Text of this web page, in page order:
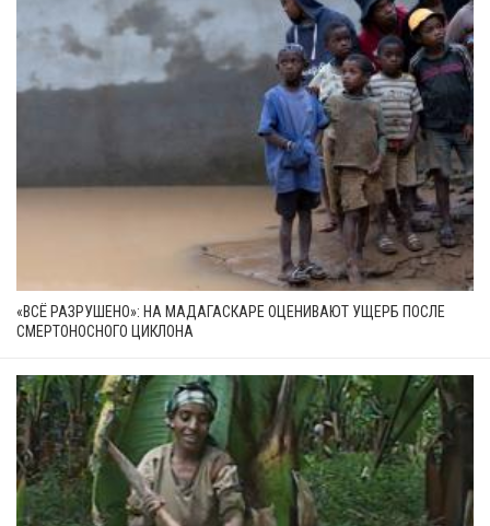
«ВСЁ РАЗРУШЕНО»: НА МАДАГАСКАРЕ ОЦЕНИВАЮТ УЩЕРБ ПОСЛЕ
СМЕРТОНОСНОГО ЦИКЛОНА